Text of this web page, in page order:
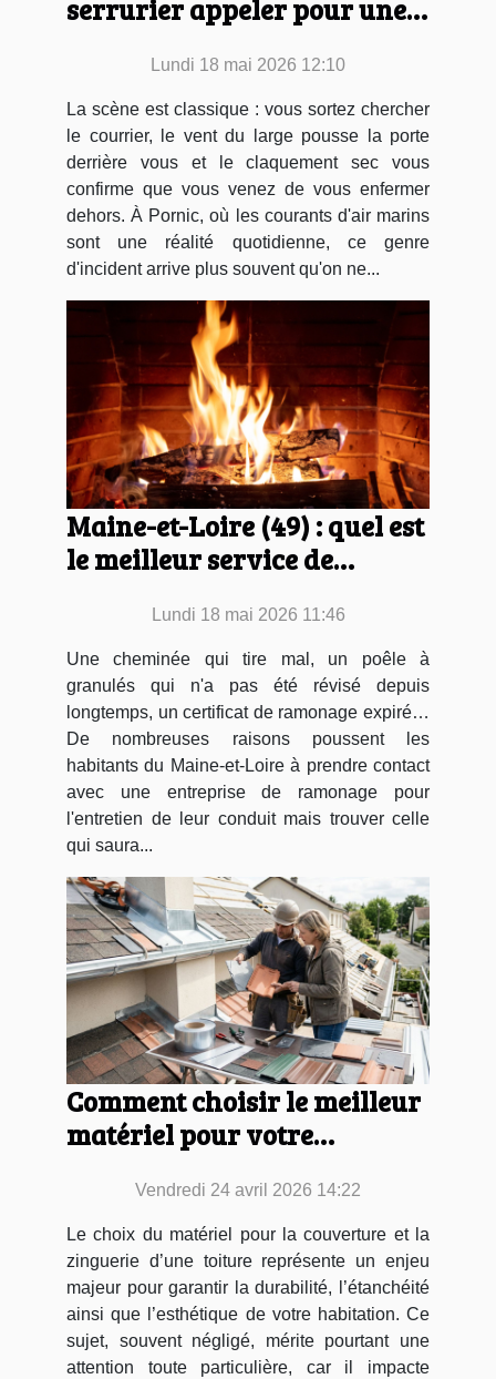
serrurier appeler pour une
Lundi 18 mai 2026 12:10
La scène est classique : vous sortez chercher
le courrier, le vent du large pousse la porte
derrière vous et le claquement sec vous
confirme que vous venez de vous enfermer
dehors. À Pornic, où les courants d'air marins
sont une réalité quotidienne, ce genre
d'incident arrive plus souvent qu'on ne...
Maine-et-Loire (49) : quel est
le meilleur service de
Lundi 18 mai 2026 11:46
Une cheminée qui tire mal, un poêle à
granulés qui n'a pas été révisé depuis
longtemps, un certificat de ramonage expiré…
De nombreuses raisons poussent les
habitants du Maine-et-Loire à prendre contact
avec une entreprise de ramonage pour
l'entretien de leur conduit mais trouver celle
qui saura...
Comment choisir le meilleur
matériel pour votre
Vendredi 24 avril 2026 14:22
Le choix du matériel pour la couverture et la
zinguerie d’une toiture représente un enjeu
majeur pour garantir la durabilité, l’étanchéité
ainsi que l’esthétique de votre habitation. Ce
sujet, souvent négligé, mérite pourtant une
attention toute particulière, car il impacte